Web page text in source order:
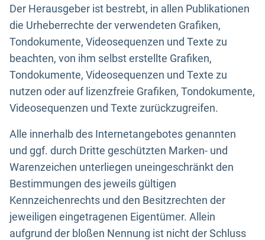
Der Herausgeber ist bestrebt, in allen Publikationen
die Urheberrechte der verwendeten Grafiken,
Tondokumente, Videosequenzen und Texte zu
beachten, von ihm selbst erstellte Grafiken,
Tondokumente, Videosequenzen und Texte zu
nutzen oder auf lizenzfreie Grafiken, Tondokumente,
Videosequenzen und Texte zurückzugreifen.
Alle innerhalb des Internetangebotes genannten
und ggf. durch Dritte geschützten Marken- und
Warenzeichen unterliegen uneingeschränkt den
Bestimmungen des jeweils gültigen
Kennzeichenrechts und den Besitzrechten der
jeweiligen eingetragenen Eigentümer. Allein
aufgrund der bloßen Nennung ist nicht der Schluss